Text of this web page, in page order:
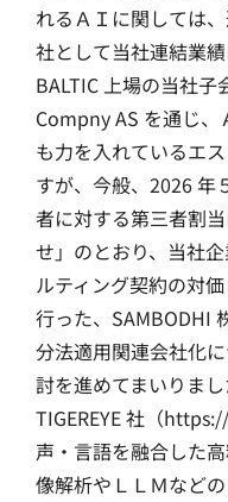
れるＡＩに関しては
社として当社連結業
BALTIC 上場の当社
Compny AS を通じ
も力を入れているエ
すが、今般、2026 年
者に対する第三者割
せ」のとおり、当社
ルティング契約の対
行った、SAMBODHI
分法適用関連会社化
討を進めてまいりまし
TIGEREYE 社（
声・言語を融合した
像解析やＬＬＭなど